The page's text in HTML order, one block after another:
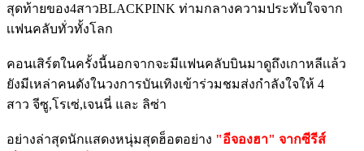
สุดท้ายของ4สาวBLACKPINK ท่ามกลางความประทับใจจาก
เเฟนคลับทั่วทั้งโลก
คอนเสิร์ตในครั้งนี้นอกจากจะมีเเฟนคลับบินมาดูถึงเกาหลีเเล้ว
ยังมีเหล่าคนดังในวงการบันเทิงเข้าร่วมชมส่งกำลังใจให้ 4
สาว จีซู,โรเซ่,เจนนี่ และ ลิซ่า
อย่างล่าสุดนักเเสดงหนุ่มสุดฮ็อตอย่าง "อีจองฮา" จากซีรีส์